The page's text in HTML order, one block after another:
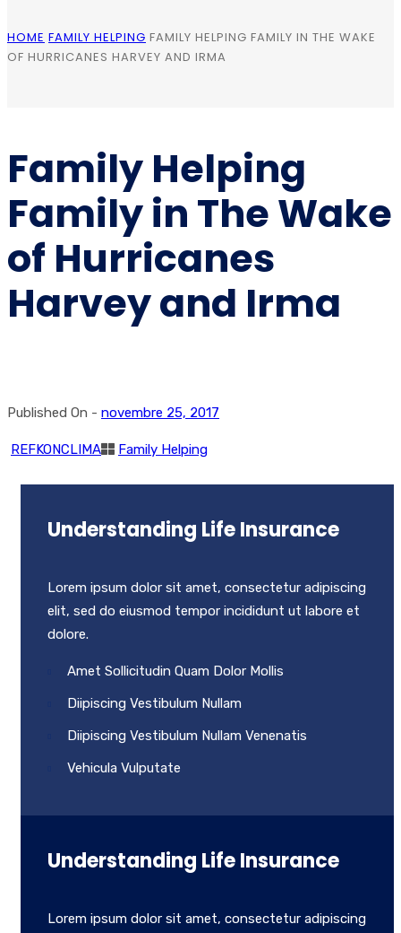
HOME FAMILY HELPING FAMILY HELPING FAMILY IN THE WAKE
OF HURRICANES HARVEY AND IRMA
Family Helping
Family in The Wake
of Hurricanes
Harvey and Irma
Published On - novembre 25, 2017
REFKONCLIMA Family Helping
Understanding Life Insurance
Lorem ipsum dolor sit amet, consectetur adipiscing
elit, sed do eiusmod tempor incididunt ut labore et
dolore.
Amet Sollicitudin Quam Dolor Mollis
Diipiscing Vestibulum Nullam
Diipiscing Vestibulum Nullam Venenatis
Vehicula Vulputate
Understanding Life Insurance
Lorem ipsum dolor sit amet, consectetur adipiscing